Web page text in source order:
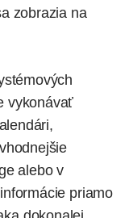
zobrazia na
vykonávať
alebo v
priamo